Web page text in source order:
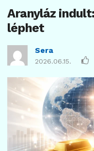
Aranyláz
léphet
Sera
2026.06.15.